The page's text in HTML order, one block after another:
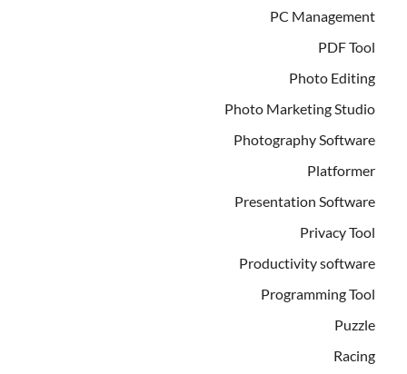
PC Management
PDF Tool
Photo Editing
Photo Marketing Studio
Photography Software
Platformer
Presentation Software
Privacy Tool
Productivity software
Programming Tool
Puzzle
Racing